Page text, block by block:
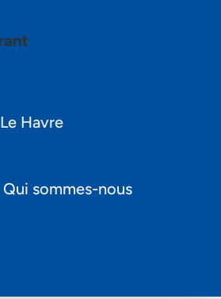
Le Havre
Qui sommes-nous